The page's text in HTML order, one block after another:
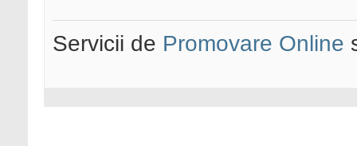
Servicii de Promovare Online